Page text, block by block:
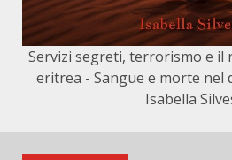
Servizi segreti, terrorismo e il
eritrea - Sangue e morte nel
Isabella